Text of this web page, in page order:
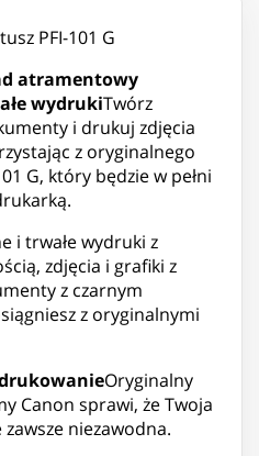
PFI-101 G
atramentowy
wydrukiTwórz
i drukuj zdjęcia
z oryginalnego
G, który będzie w pełni
i trwałe wydruki z
zdjęcia i grafiki z
z czarnym
z oryginalnymi
Oryginalny
Canon sprawi, że Twoja
niezawodna.